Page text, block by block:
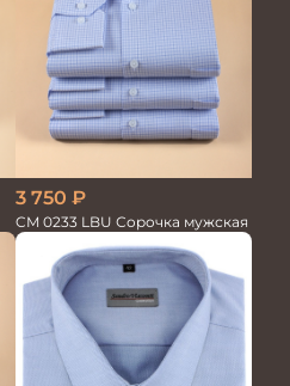
3 750 ₽
CM 0233 LBU Сорочка мужская